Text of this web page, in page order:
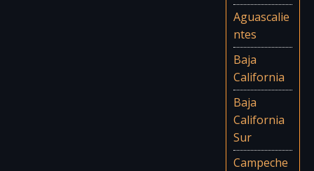
Aguascalie
ntes
Baja
California
Baja
California
Sur
Campeche